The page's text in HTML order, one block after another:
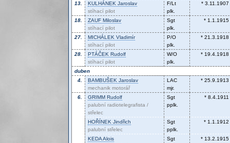
13. KULHÁNEK Jaroslav
stíhací pilot
F/Lt
plk.
* 3.11.1907
18. ZAUF Miloslav
stíhací pilot
Sgt
plk.
* 1.1.1915
27. MICHÁLEK Vladimír
stíhací pilot
P/O
plk.
* 21.3.1918
28. PTÁČEK Rudolf
stíhací pilot
W/O
plk.
* 19.4.1918
duben
4.
BAMBUŠEK Jaroslav
mechanik motorář
LAC
mjr.
* 25.9.1913
6. GRIMM Rudolf
palubní radiotelegrafista /
střelec
Sgt
pplk.
* 8.4.1911
HOŘÍNEK Jindřich
palubní střelec
Sgt
pplk.
* 1.1.1912
KEDAAlois
Sgt
* 13.2.1915